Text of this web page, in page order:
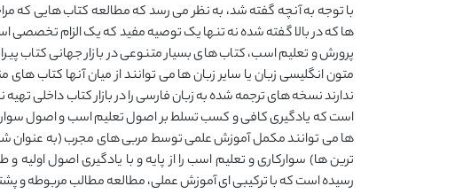
با توجه به آنچه گفته شد، به نظر می رسد که مطالعه کتاب هایی که
ها که در بالا گفته شده نه تنها یک توصیه مفید که یک الزام تخصصی
پرورش و تعلیم اسب، کتاب های بسیار متنوعی در بازار جهانی کتاب
متون انگلیسی زبان یا سایر زبان ها می توانند از میان آنها کتاب
ندارند نسخه های ترجمه شده به زبان فارسی را در بازار کتاب داخلی
است که یادگیری کافی و کسب تسلط بر اصول تعلیم اسب و اصول
ها می توانند مکمل آموزش علمی توسط مربی های مجرب (به عنوان
ترین ها) سوارکاری و تعلیم اسب را از پایه و با یادگیری اصول
رسیده است که با ترکیبی ای آموزش عملی، مطالعه مطالب مربوطه و